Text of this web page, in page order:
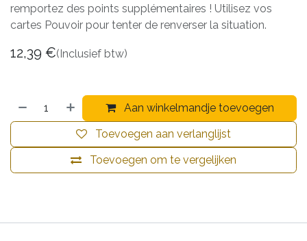
remportez des points supplémentaires ! Utilisez vos
cartes Pouvoir pour tenter de renverser la situation.
12,39 €(Inclusief btw)
Aan winkelmandje toevoegen
Toevoegen om te vergelijken
Toevoegen aan verlanglijst